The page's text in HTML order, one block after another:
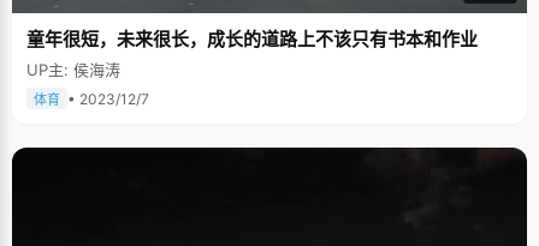
童年很短，未来很长，成长的道路上不该只有书本和作业
UP主: 侯海涛
体育 • 2023/12/7